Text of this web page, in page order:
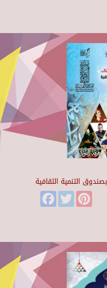
التنمية الثقافية
FacebookTwitter